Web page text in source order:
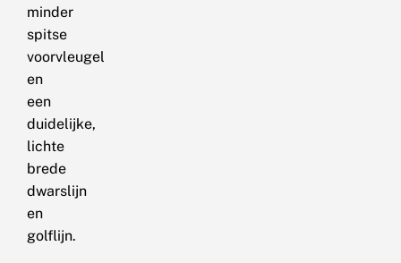
minder
spitse
voorvleugel
en
een
duidelijke,
lichte
brede
dwarslijn
en
golflijn.